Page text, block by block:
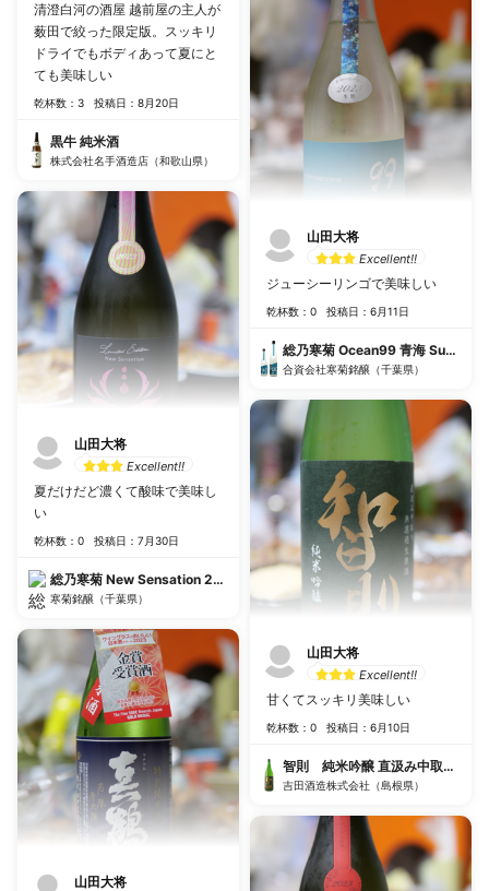
清澄白河の酒屋 越前屋の主人が
薮田で絞った限定版。スッキリ
ドライでもボディあって夏にと
ても美味しい
乾杯数：3 投稿日：8月20日
黒牛 純米酒
株式会社名手酒造店（和歌山県）
山田大将
Excellent!!
夏だけだど濃くて酸味で美味し
い
乾杯数：0 投稿日：7月30日
総乃寒菊 New Sensation 2023 うすにごり無濾過生原酒
寒菊銘醸（千葉県）
山田大将
山田大将
Excellent!!
ジューシーリンゴで美味しい
乾杯数：0 投稿日：6月11日
総乃寒菊 Ocean99 青海 Summer
合資会社寒菊銘醸（千葉県）
山田大将
Excellent!!
甘くてスッキリ美味しい
乾杯数：0 投稿日：6月10日
智則 純米吟醸 直汲み中取り 無濾
吉田酒造株式会社（島根県）